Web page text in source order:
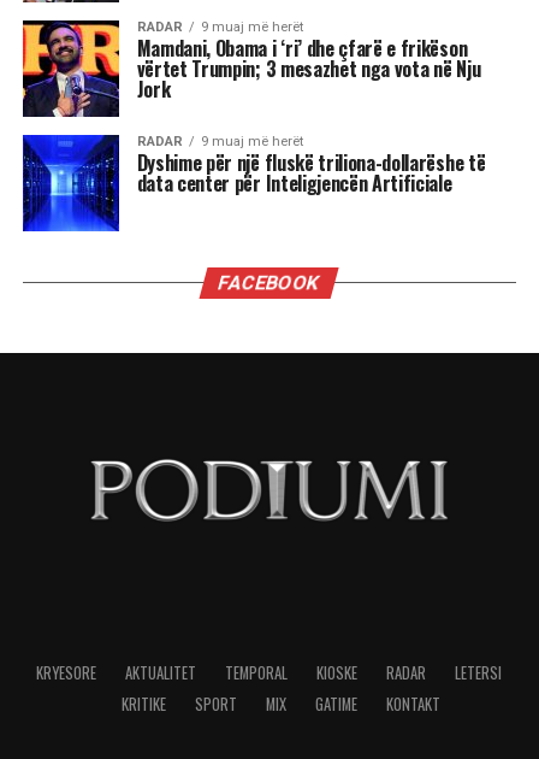
vërtetë është.
Në terma të CV-së dhe përgatitjes akademike,
apo karrierave që kanë, s’më duken keq, sidomos
disa që janë edhe fytyra të reja. Por nuk është se
ka ndonjë rëndësi të madhe.
Ministrat kanë rëndësi kur ata kanë
autonomi për të vepruar, e për të treguar se
sa vlejnë, dhe ky nuk është rasti i ministrave
Ramës, dhe aq.
Edi Rama është lider absolut, që delegon pushtet
njoftonte emrat e kabinetit asnjëri prej atyre
s’dinte gjë. Të gjithë po bënin reagime spontane